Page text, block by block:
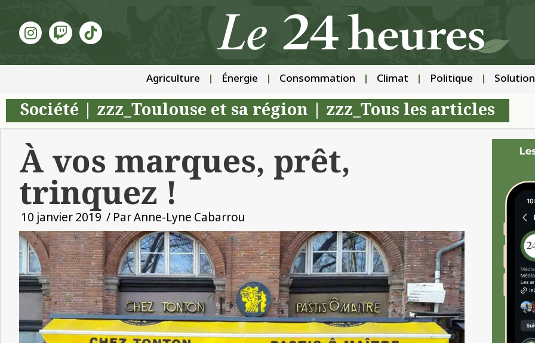
Agriculture Énergie Consommation Climat Politique Solution
Société zzz_Toulouse et sa région zzz_Tous les articles
À vos marques, prêt,
trinquez !
10 janvier 2019 / ParAnne-Lyne Cabarrou